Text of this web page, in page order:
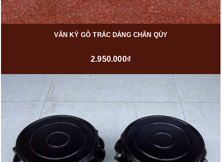
VĂN KỶ GỖ TRẮC DÁNG CHÂN QÙY
2.950.000₫